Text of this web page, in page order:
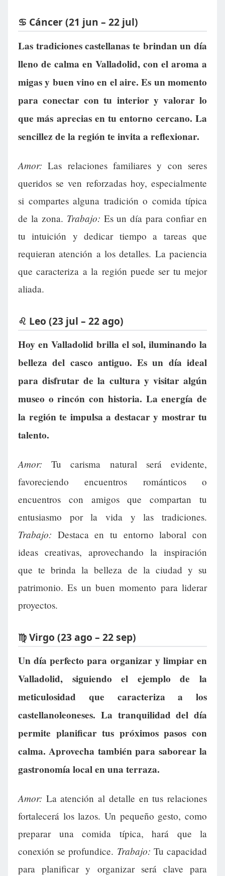
♋ Cáncer (21 jun – 22 jul)
Las tradiciones castellanas te brindan un día
lleno de calma en Valladolid, con el aroma a
migas y buen vino en el aire. Es un momento
para conectar con tu interior y valorar lo
que más aprecias en tu entorno cercano. La
sencillez de la región te invita a reflexionar.
Amor: Las relaciones familiares y con seres
queridos se ven reforzadas hoy, especialmente
si compartes alguna tradición o comida típica
de la zona. Trabajo: Es un día para confiar en
tu intuición y dedicar tiempo a tareas que
requieran atención a los detalles. La paciencia
que caracteriza a la región puede ser tu mejor
aliada.
♌ Leo (23 jul – 22 ago)
Hoy en Valladolid brilla el sol, iluminando la
belleza del casco antiguo. Es un día ideal
para disfrutar de la cultura y visitar algún
museo o rincón con historia. La energía de
la región te impulsa a destacar y mostrar tu
talento.
Amor: Tu carisma natural será evidente,
favoreciendo encuentros románticos o
encuentros con amigos que compartan tu
entusiasmo por la vida y las tradiciones.
Trabajo: Destaca en tu entorno laboral con
ideas creativas, aprovechando la inspiración
que te brinda la belleza de la ciudad y su
patrimonio. Es un buen momento para liderar
proyectos.
♍ Virgo (23 ago – 22 sep)
Un día perfecto para organizar y limpiar en
Valladolid, siguiendo el ejemplo de la
meticulosidad que caracteriza a los
castellanoleoneses. La tranquilidad del día
permite planificar tus próximos pasos con
calma. Aprovecha también para saborear la
gastronomía local en una terraza.
Amor: La atención al detalle en tus relaciones
fortalecerá los lazos. Un pequeño gesto, como
preparar una comida típica, hará que la
conexión se profundice. Trabajo: Tu capacidad
para planificar y organizar será clave para